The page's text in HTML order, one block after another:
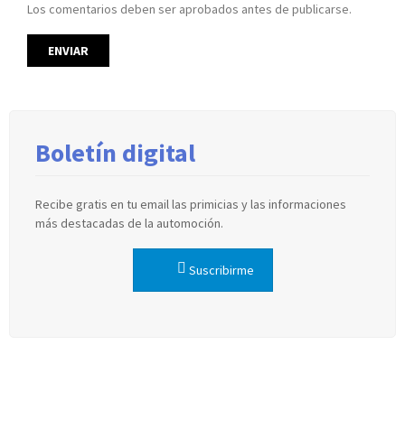
Los comentarios deben ser aprobados antes de publicarse.
Boletín digital
Recibe gratis en tu email las primicias y las informaciones
más destacadas de la automoción.
Suscribirme